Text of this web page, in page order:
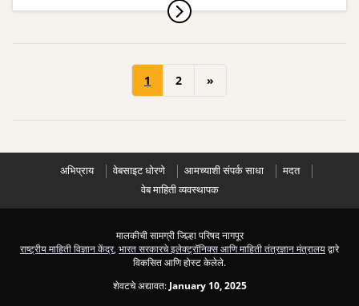
1 2 »
अभिप्राय वेबसाइट धोरणे आमच्याशी संपर्क साधा
मदत
वेब माहिती व्यवस्थापक
मालकीची सामग्री जिल्हा परिषद नागपूर
राष्ट्रीय माहिती विज्ञान केंद्र, भारत सरकारचे इलेक्ट्रॉनिक्स आणि माहिती तंत्रज्ञान मंत्रालयद्वारे
विकसित आणि होस्ट केलेले.
शेवटचे अद्यावत: January 10, 2025